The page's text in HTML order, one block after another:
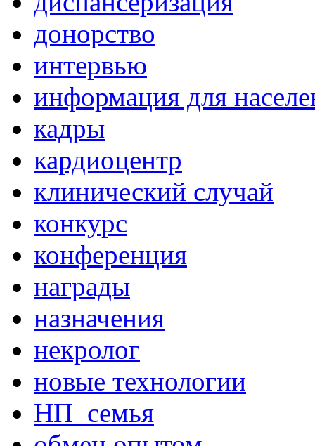
донорство
интервью
информация для
кадры
кардиоцентр
клинический случай
конкурс
конференция
награды
назначения
некролог
новые технологии
НП_семья